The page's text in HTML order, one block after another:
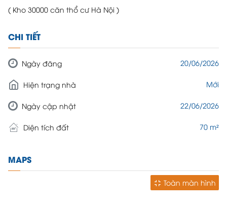
( Kho 30000 căn thổ cư Hà Nội )
CHI TIẾT
Ngày đăng 20/06/2026
Hiện trạng nhà Mới
Ngày cập nhật 22/06/2026
Diện tích đất 70 m²
MAPS
Toàn màn hình